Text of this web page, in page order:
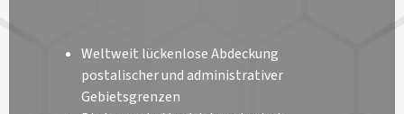
Weltweit lückenlose Abdeckung
postalischer und administrativer
Gebietsgrenzen